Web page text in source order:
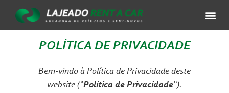
POLÍTICA DE PRIVACIDADE
Bem-vindo à Política de Privacidade deste
website (“Política de Privacidade“).